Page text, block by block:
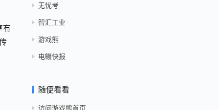
有
无忧考
智汇工业
游戏熊
电鳗快报
随便看看
访问游戏熊首页